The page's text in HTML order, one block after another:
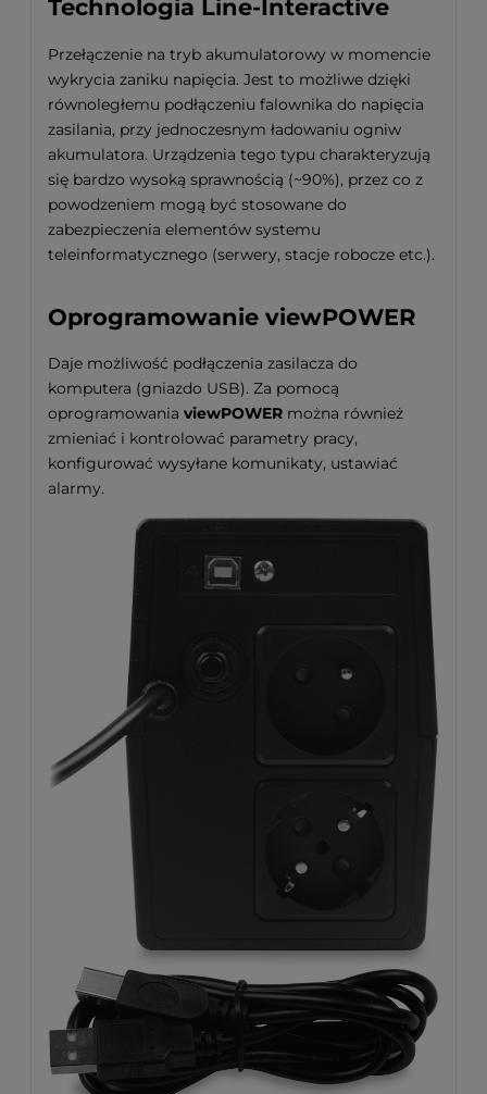
Technologia Line-Interactive
Przełączenie na tryb akumulatorowy w momencie
wykrycia zaniku napięcia. Jest to możliwe dzięki
równoległemu podłączeniu falownika do napięcia
zasilania, przy jednoczesnym ładowaniu ogniw
akumulatora. Urządzenia tego typu charakteryzują
się bardzo wysoką sprawnością (~90%), przez co z
powodzeniem mogą być stosowane do
zabezpieczenia elementów systemu
teleinformatycznego (serwery, stacje robocze etc.).
Oprogramowanie viewPOWER
Daje możliwość podłączenia zasilacza do
komputera (gniazdo USB). Za pomocą
oprogramowania viewPOWER można również
zmieniać i kontrolować parametry pracy,
konfigurować wysyłane komunikaty, ustawiać
alarmy.